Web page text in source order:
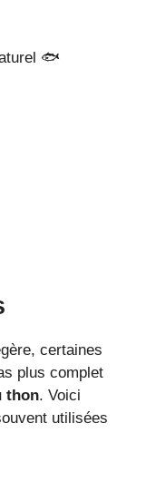
🐟
certaines
plus complet
thon. Voici
utilisées